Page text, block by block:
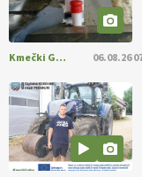
Kmečki Glas 06.08.26